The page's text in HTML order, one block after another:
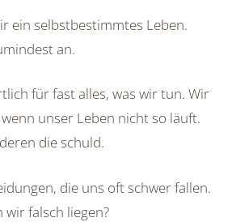
ein selbstbestimmtes Leben.
an.
für fast alles, was wir tun. Wir
unser Leben nicht so läuft.
die schuld.
die uns oft schwer fallen.
wir falsch liegen?